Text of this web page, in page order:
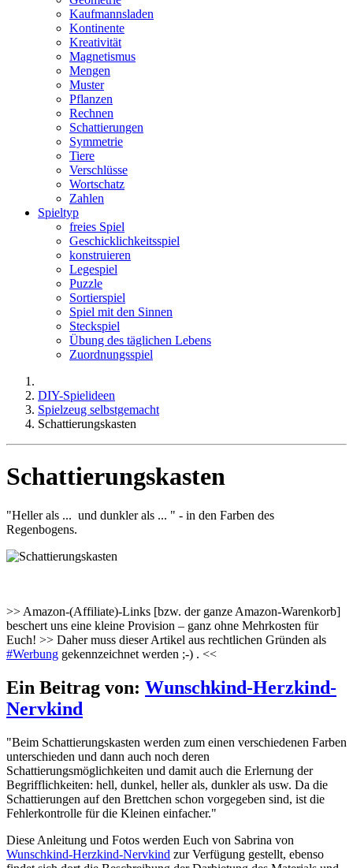
Kaufmannsladen
Kontinente
Kreativität
Magnetismus
Mengen
Muster
Pflanzen
Rechnen
Schattierungen
Symmetrie
Tiere
Verschlüsse
Wortschatz
Zahlen
Spieltyp
freies Spiel
Geschicklichkeitsspiel
konstruieren
Legespiel
Puzzle
Sortierspiel
Spiel mit den Sinnen
Steckspiel
Übung des täglichen Lebens
Zuordnungsspiel
DIY-Spielideen
Spielzeug selbstgemacht
Schattierungskasten
Schattierungskasten
"Heller als ... und dunkler als ... " - in den Farben des
Regenbogens.
>> Amazon-(Affiliate)-Links [bzw. der ganze Amazon-Warenkorb]
beschert uns eine kleine Provision – ganz ohne Mehrkosten für
Euch! >> Daher muss dieser Artikel aus rechtlichen Gründen als
#Werbung gekennzeichnet werden ;-) . <<
Ein Beitrag von: Wunschkind-Herzkind-
Nervkind
"Beim Schattierungskasten werden zum einen verschiedenen Farben
unterschieden und dann auch noch deren
Schattierungsmöglichkeiten und damit auch die Erlernung der
Begrifflichkeiten: hell, dunkel, heller als, dunkler als usw. Da die
Schattierungen auf den Brettchen schon vorgegeben sind, ist die
Fehlerkontrolle für die Kleinen einfacher."
Diese Anleitung und Fotos werden Euch von Sabrina von
Wunschkind-Herzkind-Nervkind zur Verfügung gestellt, ebenso